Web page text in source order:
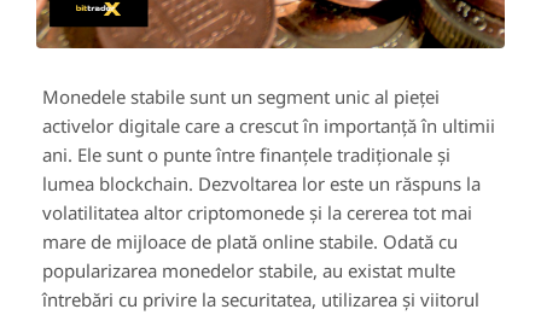
Monedele stabile sunt un segment unic al pieței
activelor digitale care a crescut în importanță în ultimii
ani. Ele sunt o punte între finanțele tradiționale și
lumea blockchain. Dezvoltarea lor este un răspuns la
volatilitatea altor criptomonede și la cererea tot mai
mare de mijloace de plată online stabile. Odată cu
popularizarea monedelor stabile, au existat multe
întrebări cu privire la securitatea, utilizarea și viitorul